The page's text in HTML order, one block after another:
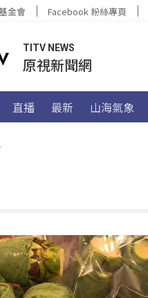
金會 Facebook 粉絲專頁
TITV NEWS
原視新聞網
直播 最新 山海氣象